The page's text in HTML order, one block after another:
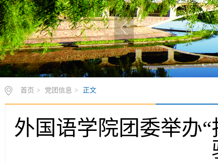
首页 > 党团信息 > 正文
外国语学院团委举办